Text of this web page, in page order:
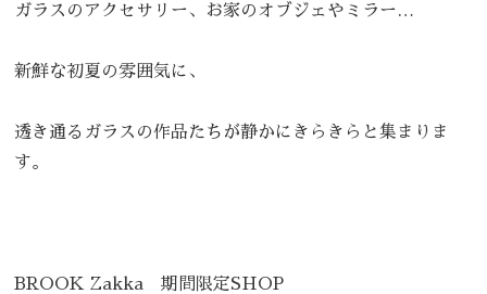
ガラスのアクセサリー、お家のオブジェやミラー…
新鮮な初夏の雰囲気に、
透き通るガラスの作品たちが静かにきらきらと集まりま
す。
BROOK Zakka 期間限定SHOP